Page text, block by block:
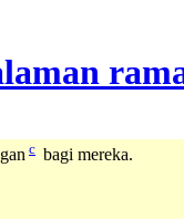
c bagi mereka.